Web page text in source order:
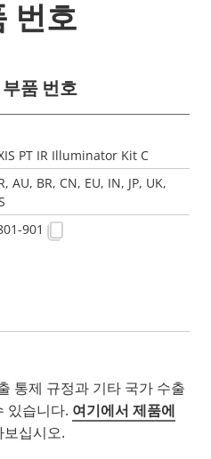
번호
품 번호
PT IR Illuminator Kit C
AU, BR, CN, EU, IN, JP, UK,
901
통제 규정과 기타 국가 수출
있습니다. 여기에서 제품에
보십시오.